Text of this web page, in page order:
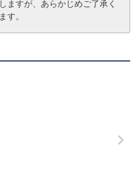
ますが、あらかじめご了承く
す。